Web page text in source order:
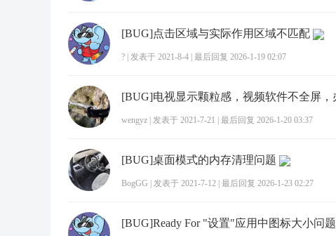
[BUG]点击区域与实际作用区域不匹配
? 发表于 2021-8-4 最后回复 2026-1-19 02:07
wengyz 发表于 2021-7-21 最后回复 2026-1-20 03:37
[BUG]桌面模式的内存清理问题
BogGG 发表于 2021-7-12 最后回复 2026-1-23 02:27
[BUG]Ready For "设置"应用中图标大小问题